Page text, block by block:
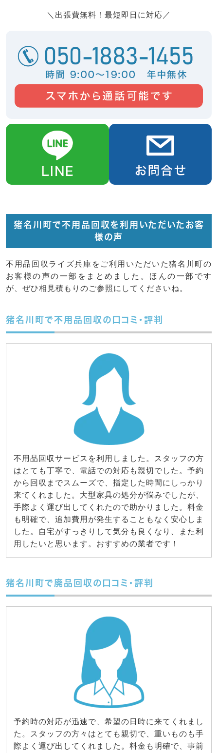
＼出張費無料！最短即日に対応／
猪名川町で不用品回収を利用いただいたお客
様の声
不用品回収ライズ兵庫をご利用いただいた猪名川町の
お客様の声の一部をまとめました。ほんの一部です
が、ぜひ相見積もりのご参照にしてくださいね。
猪名川町で不用品回収の口コミ・評判
不用品回収サービスを利用しました。スタッフの方
はとても丁寧で、電話での対応も親切でした。予約
から回収までスムーズで、指定した時間にしっかり
来てくれました。大型家具の処分が悩みでしたが、
手際よく運び出してくれたので助かりました。料金
も明確で、追加費用が発生することもなく安心しま
した。自宅がすっきりして気分も良くなり、また利
用したいと思います。おすすめの業者です！
猪名川町で廃品回収の口コミ・評判
予約時の対応が迅速で、希望の日時に来てくれまし
た。スタッフの方々はとても親切で、重いものも手
際よく運び出してくれました。料金も明確で、事前